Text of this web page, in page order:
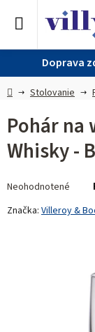
Doprava
DomovStolovanie
Pohár na
Whisky -
hodnotenie
produktu
Neohodnotené
Značka: Villeroy &